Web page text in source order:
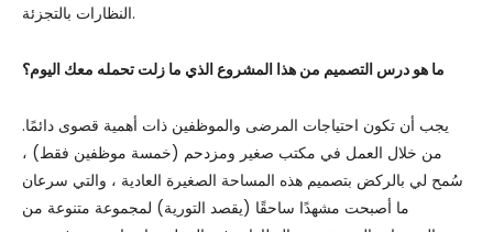
النظارات بالتجزئة.
ما هو درس التصميم من هذا المشروع الذي ما زلت تحمله معك اليوم؟
يجب أن تكون احتياجات المرضى والموظفين ذات أهمية قصوى دائمًا.
من خلال العمل في مكتب صغير ومزدحم (خمسة موظفين فقط) ،
سُمح لي بالركض بتصميم هذه المساحة الصغيرة العادية ، والتي سرعان
ما أصبحت مشهدًا ساحقًا (يقصد التورية) لمجموعة متنوعة من